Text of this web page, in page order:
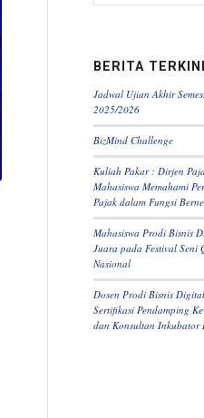
BERITA TERKINI
Jadwal Ujian Akhir
2025/2026
BizMind Challenge
Kuliah Pakar : Dirjen
Mahasiswa Memahami
Pajak dalam Fungsi
Mahasiswa Prodi Bisnis
Juara pada Festival Seni
Nasional
Dosen Prodi Bisnis
Sertifikasi Pendamping
dan Konsultan Inkubator